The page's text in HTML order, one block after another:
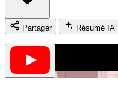
Partager Résumé IA